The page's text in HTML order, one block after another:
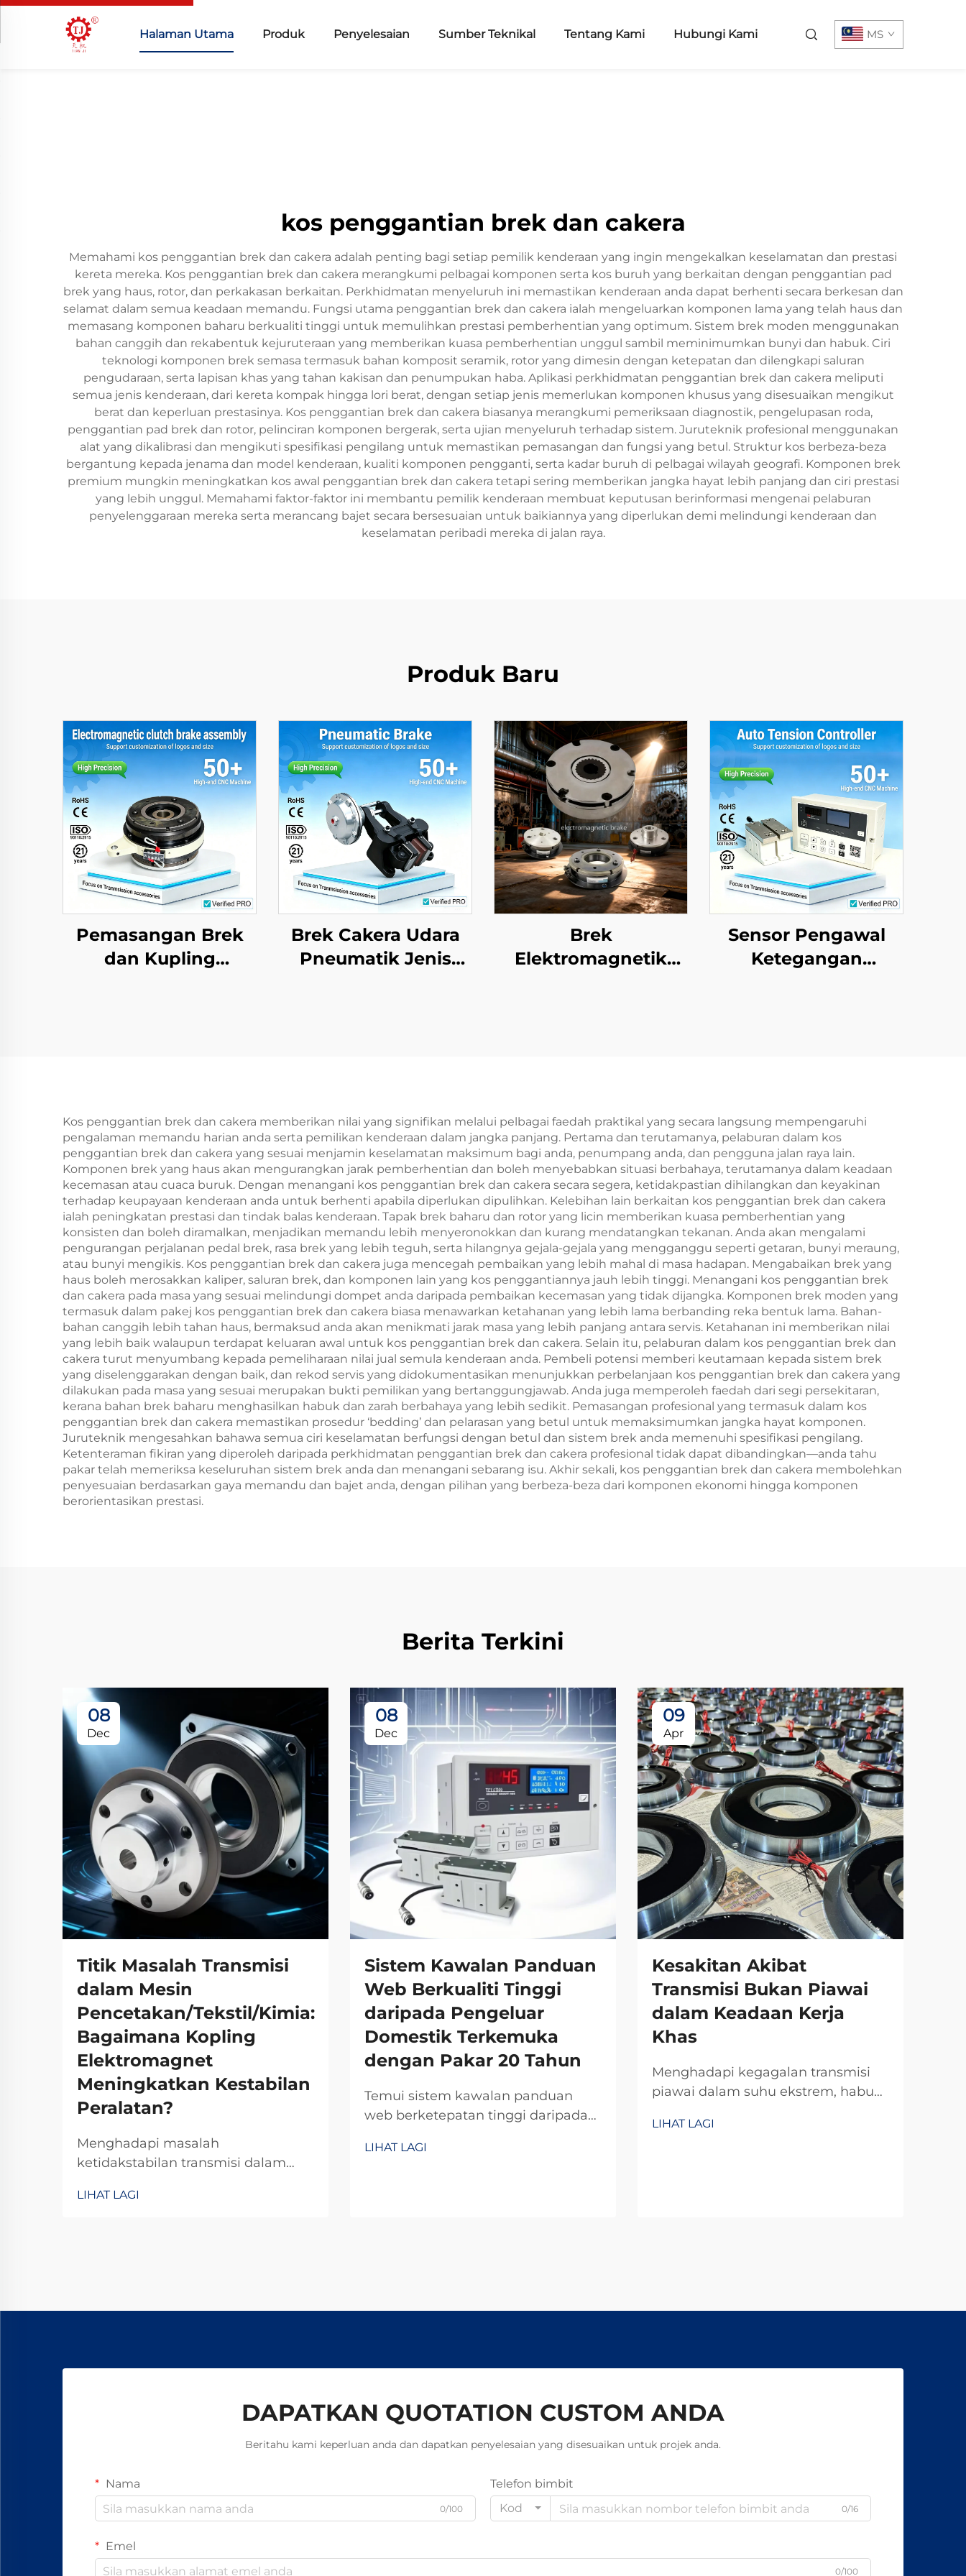
Halaman Utama Produk Penyelesaian Sumber Teknikal Tentang Kami Hubungi Kami MS
kos penggantian brek dan cakera
Memahami kos penggantian brek dan cakera adalah penting bagi setiap pemilik kenderaan yang ingin mengekalkan keselamatan dan prestasi
kereta mereka. Kos penggantian brek dan cakera merangkumi pelbagai komponen serta kos buruh yang berkaitan dengan penggantian pad
brek yang haus, rotor, dan perkakasan berkaitan. Perkhidmatan menyeluruh ini memastikan kenderaan anda dapat berhenti secara berkesan dan
selamat dalam semua keadaan memandu. Fungsi utama penggantian brek dan cakera ialah mengeluarkan komponen lama yang telah haus dan
memasang komponen baharu berkualiti tinggi untuk memulihkan prestasi pemberhentian yang optimum. Sistem brek moden menggunakan
bahan canggih dan rekabentuk kejuruteraan yang memberikan kuasa pemberhentian unggul sambil meminimumkan bunyi dan habuk. Ciri
teknologi komponen brek semasa termasuk bahan komposit seramik, rotor yang dimesin dengan ketepatan dan dilengkapi saluran
pengudaraan, serta lapisan khas yang tahan kakisan dan penumpukan haba. Aplikasi perkhidmatan penggantian brek dan cakera meliputi
semua jenis kenderaan, dari kereta kompak hingga lori berat, dengan setiap jenis memerlukan komponen khusus yang disesuaikan mengikut
berat dan keperluan prestasinya. Kos penggantian brek dan cakera biasanya merangkumi pemeriksaan diagnostik, pengelupasan roda,
penggantian pad brek dan rotor, pelinciran komponen bergerak, serta ujian menyeluruh terhadap sistem. Juruteknik profesional menggunakan
alat yang dikalibrasi dan mengikuti spesifikasi pengilang untuk memastikan pemasangan dan fungsi yang betul. Struktur kos berbeza-beza
bergantung kepada jenama dan model kenderaan, kualiti komponen pengganti, serta kadar buruh di pelbagai wilayah geografi. Komponen brek
premium mungkin meningkatkan kos awal penggantian brek dan cakera tetapi sering memberikan jangka hayat lebih panjang dan ciri prestasi
yang lebih unggul. Memahami faktor-faktor ini membantu pemilik kenderaan membuat keputusan berinformasi mengenai pelaburan
penyelenggaraan mereka serta merancang bajet secara bersesuaian untuk baikiannya yang diperlukan demi melindungi kenderaan dan
keselamatan peribadi mereka di jalan raya.
Produk Baru
Pemasangan Brek
dan Kupling
Brek Cakera Udara
Pneumatik Jenis
Brek
Elektromagnetik
Sensor Pengawal
Ketegangan
Kos penggantian brek dan cakera memberikan nilai yang signifikan melalui pelbagai faedah praktikal yang secara langsung mempengaruhi
pengalaman memandu harian anda serta pemilikan kenderaan dalam jangka panjang. Pertama dan terutamanya, pelaburan dalam kos
penggantian brek dan cakera yang sesuai menjamin keselamatan maksimum bagi anda, penumpang anda, dan pengguna jalan raya lain.
Komponen brek yang haus akan mengurangkan jarak pemberhentian dan boleh menyebabkan situasi berbahaya, terutamanya dalam keadaan
kecemasan atau cuaca buruk. Dengan menangani kos penggantian brek dan cakera secara segera, ketidakpastian dihilangkan dan keyakinan
terhadap keupayaan kenderaan anda untuk berhenti apabila diperlukan dipulihkan. Kelebihan lain berkaitan kos penggantian brek dan cakera
ialah peningkatan prestasi dan tindak balas kenderaan. Tapak brek baharu dan rotor yang licin memberikan kuasa pemberhentian yang
konsisten dan boleh diramalkan, menjadikan memandu lebih menyeronokkan dan kurang mendatangkan tekanan. Anda akan mengalami
pengurangan perjalanan pedal brek, rasa brek yang lebih teguh, serta hilangnya gejala-gejala yang mengganggu seperti getaran, bunyi meraung,
atau bunyi mengikis. Kos penggantian brek dan cakera juga mencegah pembaikan yang lebih mahal di masa hadapan. Mengabaikan brek yang
haus boleh merosakkan kaliper, saluran brek, dan komponen lain yang kos penggantiannya jauh lebih tinggi. Menangani kos penggantian brek
dan cakera pada masa yang sesuai melindungi dompet anda daripada pembaikan kecemasan yang tidak dijangka. Komponen brek moden yang
termasuk dalam pakej kos penggantian brek dan cakera biasa menawarkan ketahanan yang lebih lama berbanding reka bentuk lama. Bahan-
bahan canggih lebih tahan haus, bermaksud anda akan menikmati jarak masa yang lebih panjang antara servis. Ketahanan ini memberikan nilai
yang lebih baik walaupun terdapat keluaran awal untuk kos penggantian brek dan cakera. Selain itu, pelaburan dalam kos penggantian brek dan
cakera turut menyumbang kepada pemeliharaan nilai jual semula kenderaan anda. Pembeli potensi memberi keutamaan kepada sistem brek
yang diselenggarakan dengan baik, dan rekod servis yang didokumentasikan menunjukkan perbelanjaan kos penggantian brek dan cakera yang
dilakukan pada masa yang sesuai merupakan bukti pemilikan yang bertanggungjawab. Anda juga memperoleh faedah dari segi persekitaran,
kerana bahan brek baharu menghasilkan habuk dan zarah berbahaya yang lebih sedikit. Pemasangan profesional yang termasuk dalam kos
penggantian brek dan cakera memastikan prosedur ‘bedding’ dan pelarasan yang betul untuk memaksimumkan jangka hayat komponen.
Juruteknik mengesahkan bahawa semua ciri keselamatan berfungsi dengan betul dan sistem brek anda memenuhi spesifikasi pengilang.
Ketenteraman fikiran yang diperoleh daripada perkhidmatan penggantian brek dan cakera profesional tidak dapat dibandingkan—anda tahu
pakar telah memeriksa keseluruhan sistem brek anda dan menangani sebarang isu. Akhir sekali, kos penggantian brek dan cakera membolehkan
penyesuaian berdasarkan gaya memandu dan bajet anda, dengan pilihan yang berbeza-beza dari komponen ekonomi hingga komponen
berorientasikan prestasi.
Berita Terkini
08
Dec
Titik Masalah Transmisi
dalam Mesin
Pencetakan/Tekstil/Kimia:
Bagaimana Kopling
Elektromagnet
Meningkatkan Kestabilan
Peralatan?
Menghadapi masalah
ketidakstabilan transmisi dalam
kimia? Kopling elektromagnetik TJ-
LIHAT LAGI
08
Dec
Sistem Kawalan Panduan
Web Berkualiti Tinggi
daripada Pengeluar
Domestik Terkemuka
dengan Pakar 20 Tahun
Temui sistem kawalan panduan
web berketepatan tinggi daripada
dengan kepakaran R&D selama 20
LIHAT LAGI
09
Apr
Kesakitan Akibat
Transmisi Bukan Piawai
dalam Keadaan Kerja
Khas
Menghadapi kegagalan transmisi
piawai dalam suhu ekstrem, habuk,
selama 20 tahun menghasilkan
LIHAT LAGI
DAPATKAN QUOTATION CUSTOM ANDA
Beritahu kami keperluan anda dan dapatkan penyelesaian yang disesuaikan untuk projek anda.
Nama
0/100
Telefon bimbit
Kod
0/16
Emel
0/100